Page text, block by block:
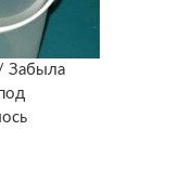
Забыла